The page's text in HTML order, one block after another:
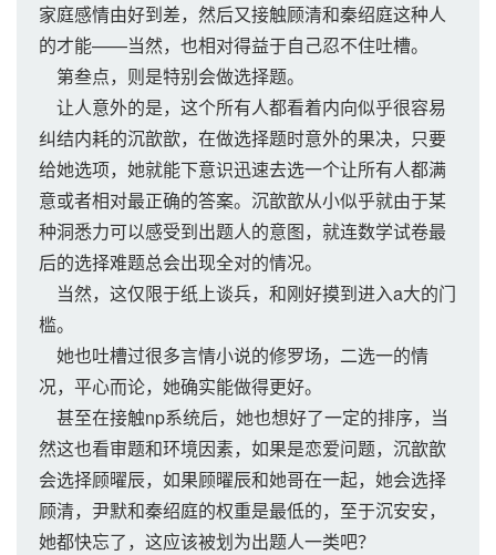
家庭感情由好到差，然后又接触顾清和秦绍庭这种人
的才能——当然，也相对得益于自己忍不住吐槽。
第叁点，则是特别会做选择题。
让人意外的是，这个所有人都看着内向似乎很容易
纠结内耗的沉歆歆，在做选择题时意外的果决，只要
给她选项，她就能下意识迅速去选一个让所有人都满
意或者相对最正确的答案。沉歆歆从小似乎就由于某
种洞悉力可以感受到出题人的意图，就连数学试卷最
后的选择难题总会出现全对的情况。
当然，这仅限于纸上谈兵，和刚好摸到进入a大的门
槛。
她也吐槽过很多言情小说的修罗场，二选一的情
况，平心而论，她确实能做得更好。
甚至在接触np系统后，她也想好了一定的排序，当
然这也看审题和环境因素，如果是恋爱问题，沉歆歆
会选择顾曜辰，如果顾曜辰和她哥在一起，她会选择
顾清，尹默和秦绍庭的权重是最低的，至于沉安安，
她都快忘了，这应该被划为出题人一类吧？